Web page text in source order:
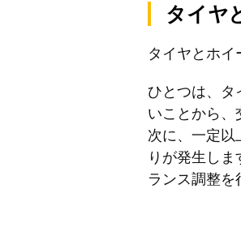
タイヤ
タイヤとホイ
ひとつは、タ
いことから、
次に、一定以
りが発生し
ランス調整を